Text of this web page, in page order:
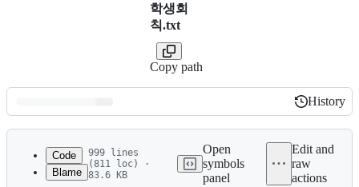
학생회
칙.txt
Copy path
Latest
commit
History
History
Code
Blame
999 lines
(811 loc) ·
83.6 KB
Open
symbols
panel
Edit and
raw
actions
1
전문